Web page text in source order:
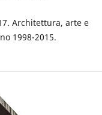
Architettura, arte e
1998-2015.